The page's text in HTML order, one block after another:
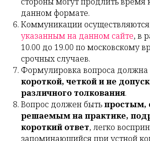
данном формате.
Коммуникации осуществляются
указанным на данном сайте, в
10.00 до 19.00 по московскому
срочных случаев.
Формулировка вопроса должна
короткой, четкой и не
различного толкования.
Вопрос должен бытьпростым,
решаемым на практике,
короткий ответ, легко
запоминающийся при устной